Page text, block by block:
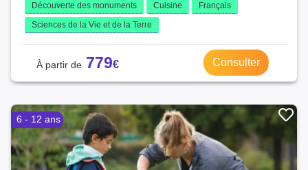
Découverte des monuments
Cuisine
Français
Sciences de la Vie et de la Terre
779 Consulter
6 - 12 ans